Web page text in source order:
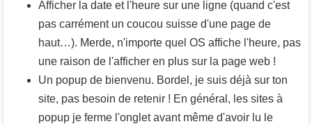
Afficher la date et l'heure sur une ligne (quand c'est
pas carrément un coucou suisse d'une page de
haut…). Merde, n'importe quel OS affiche l'heure, pas
une raison de l'afficher en plus sur la page web !
Un popup de bienvenu. Bordel, je suis déjà sur ton
site, pas besoin de retenir ! En général, les sites à
popup je ferme l'onglet avant même d'avoir lu le